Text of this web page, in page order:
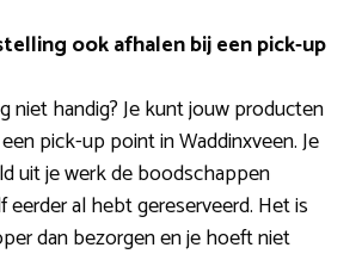
ook afhalen bij een pick-up
niet handig? Je kunt jouw producten
pick-up point in Waddinxveen. Je
uit je werk de boodschappen
eerder al hebt gereserveerd. Het is
dan bezorgen en je hoeft niet